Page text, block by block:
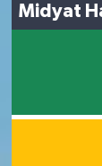
Midyat